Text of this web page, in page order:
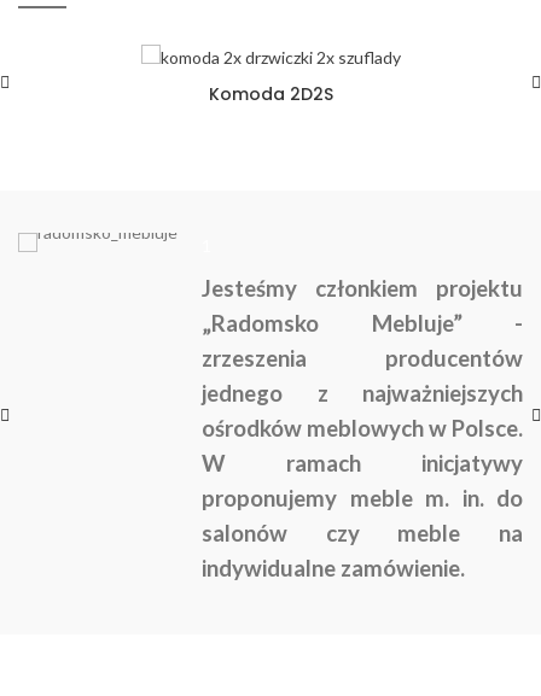
Komoda 2D2S
Jesteśmy członkiem projektu
„Radomsko Mebluje” -
zrzeszenia producentów
jednego z najważniejszych
ośrodków meblowych w Polsce.
W ramach inicjatywy
proponujemy meble m. in. do
salonów czy meble na
indywidualne zamówienie.